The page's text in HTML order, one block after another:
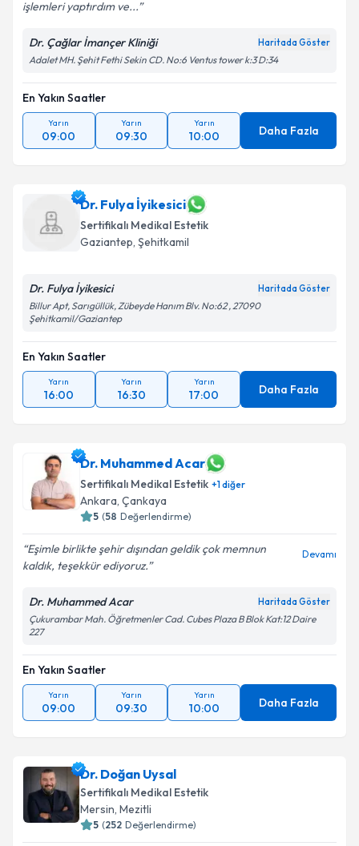
işlemleri yaptırdım ve...
Dr. Çağlar İmançer Kliniği Haritada Göster
Adalet MH. Şehit Fethi Sekin CD. No:6 Ventus tower k:3 D:34
En Yakın Saatler
Yarın
09:00
Yarın
09:30
Yarın
10:00 Daha Fazla
Dr. Fulya İyikesici
Sertifikalı Medikal Estetik
Gaziantep, Şehitkamil
Dr. Fulya İyikesici Haritada Göster
Billur Apt, Sarıgüllük, Zübeyde Hanım Blv. No:62 , 27090
Şehitkamil/Gaziantep
En Yakın Saatler
Yarın
16:00
Yarın
16:30
Yarın
17:00 Daha Fazla
Dr. Muhammed Acar
Sertifikalı Medikal Estetik +1diğer
Ankara, Çankaya
5 (58 Değerlendirme)
Eşimle birlikte şehir dışından geldik çok memnun
kaldık, teşekkür ediyoruz.
Devamı
Dr. Muhammed Acar Haritada Göster
Çukurambar Mah. Öğretmenler Cad. Cubes Plaza B Blok Kat:12 Daire
227
En Yakın Saatler
Yarın
09:00
Yarın
09:30
Yarın
10:00 Daha Fazla
Dr. Doğan Uysal
Sertifikalı Medikal Estetik
Mersin, Mezitli
5 (252 Değerlendirme)